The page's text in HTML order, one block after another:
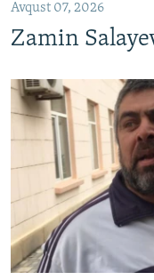
Avqust 07, 2026
Zamin